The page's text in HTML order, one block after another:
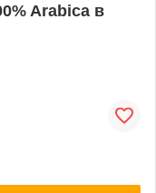
Arabica в